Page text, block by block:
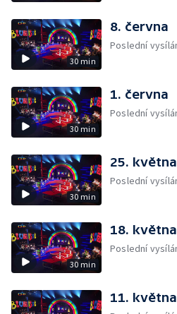
30 min
8. června
Poslední
30 min
1. června
Poslední
30 min
25. května
Poslední
30 min
18. května
Poslední
11. května